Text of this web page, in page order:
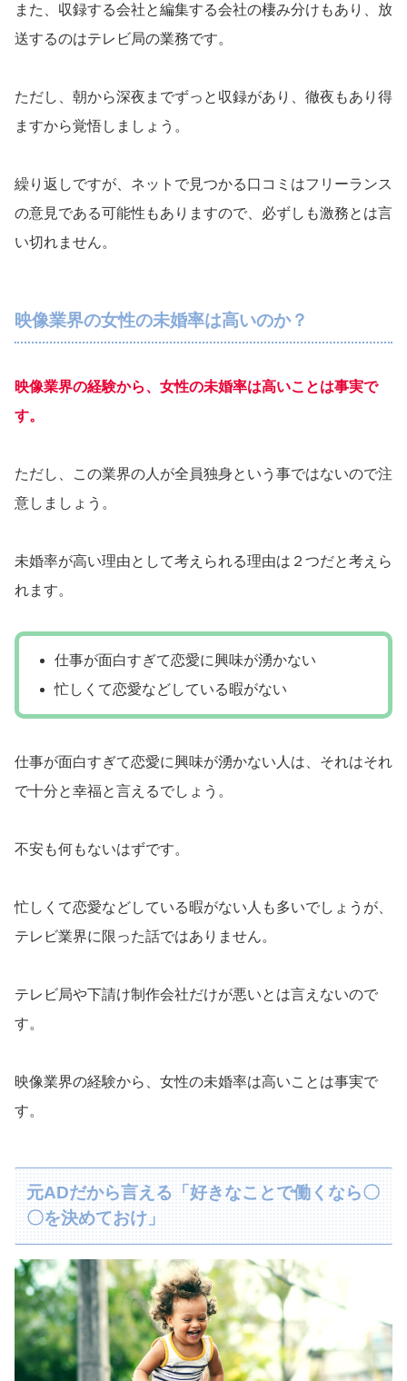
また、収録する会社と編集する会社の棲み分けもあり、放
送するのはテレビ局の業務です。
ただし、朝から深夜までずっと収録があり、徹夜もあり得
ますから覚悟しましょう。
繰り返しですが、ネットで見つかる口コミはフリーランス
の意見である可能性もありますので、必ずしも激務とは言
い切れません。
映像業界の女性の未婚率は高いのか？
映像業界の経験から、女性の未婚率は高いことは事実で
す。
ただし、この業界の人が全員独身という事ではないので注
意しましょう。
未婚率が高い理由として考えられる理由は２つだと考えら
れます。
仕事が面白すぎて恋愛に興味が湧かない
忙しくて恋愛などしている暇がない
仕事が面白すぎて恋愛に興味が湧かない人は、それはそれ
で十分と幸福と言えるでしょう。
不安も何もないはずです。
忙しくて恋愛などしている暇がない人も多いでしょうが、
テレビ業界に限った話ではありません。
テレビ局や下請け制作会社だけが悪いとは言えないので
す。
映像業界の経験から、女性の未婚率は高いことは事実で
す。
元ADだから言える「好きなことで働くなら〇
〇を決めておけ」